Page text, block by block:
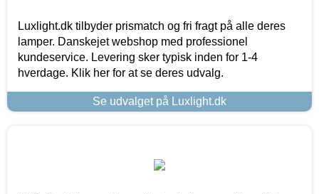
Luxlight.dk tilbyder prismatch og fri fragt på alle deres
lamper. Danskejet webshop med professionel
kundeservice. Levering sker typisk inden for 1-4
hverdage. Klik her for at se deres udvalg.
Se udvalget på Luxlight.dk